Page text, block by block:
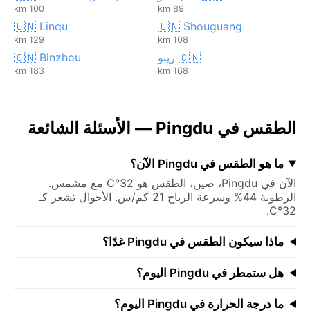
89 km
100 km
🇨🇳 Shouguang
108 km
🇨🇳 Linqu
129 km
🇨🇳 زيبو
168 km
🇨🇳 Binzhou
183 km
الطقس في Pingdu — الأسئلة الشائعة
ما هو الطقس في Pingdu الآن؟
الآن في Pingdu، صين، الطقس هو 32°C مع مشمس.
الرطوبة 44% وسرعة الرياح 21 كم/س. الأحوال تشعر كـ
32°C.
ماذا سيكون الطقس في Pingdu غدًا؟
هل ستمطر في Pingdu اليوم؟
ما درجة الحرارة في Pingdu اليوم؟